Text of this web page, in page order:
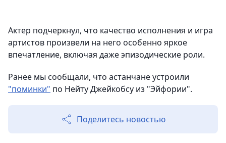
Актер подчеркнул, что качество исполнения и игра
артистов произвели на него особенно яркое
впечатление, включая даже эпизодические роли.
Ранее мы сообщали, что астанчане устроили
"поминки" по Нейту Джейкобсу из "Эйфории".
Поделитесь новостью